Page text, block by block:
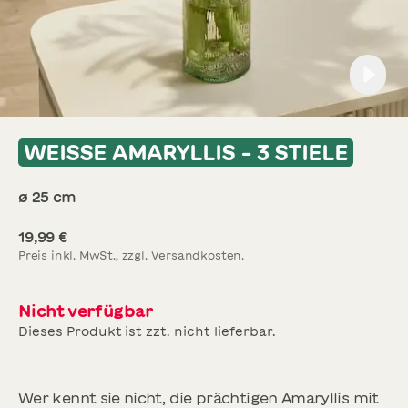
SCHNITTBLUMEN NEU
WEISSE AMARYLLIS - 3 STIELE
ø 25 cm
19,99 €
Preis inkl. MwSt., zzgl. Versandkosten.
Nicht verfügbar
Dieses Produkt ist zzt. nicht lieferbar.
Wer kennt sie nicht, die prächtigen Amaryllis mit